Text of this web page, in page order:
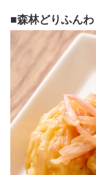
■森林どりふん